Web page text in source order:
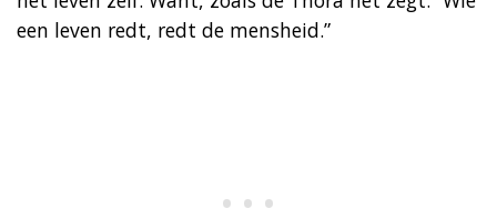
een leven redt, redt de mensheid.”